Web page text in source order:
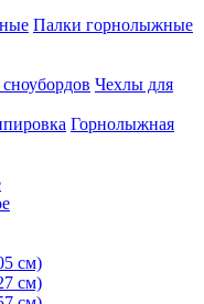
Палки горнолыжные
Чехлы для
Горнолыжная
см)
см)